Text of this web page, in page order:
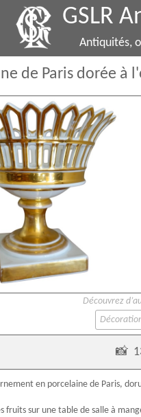
GSLR
Antiquités,
de Paris dorée à
Découvrez
📸
en porcelaine de Paris,
fruits sur une table de salle à